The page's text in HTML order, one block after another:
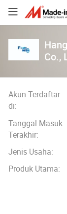
Co.,
Akun Terdaftar
di:
Tanggal Masuk
Terakhir:
Jenis Usaha:
Produk Utama: